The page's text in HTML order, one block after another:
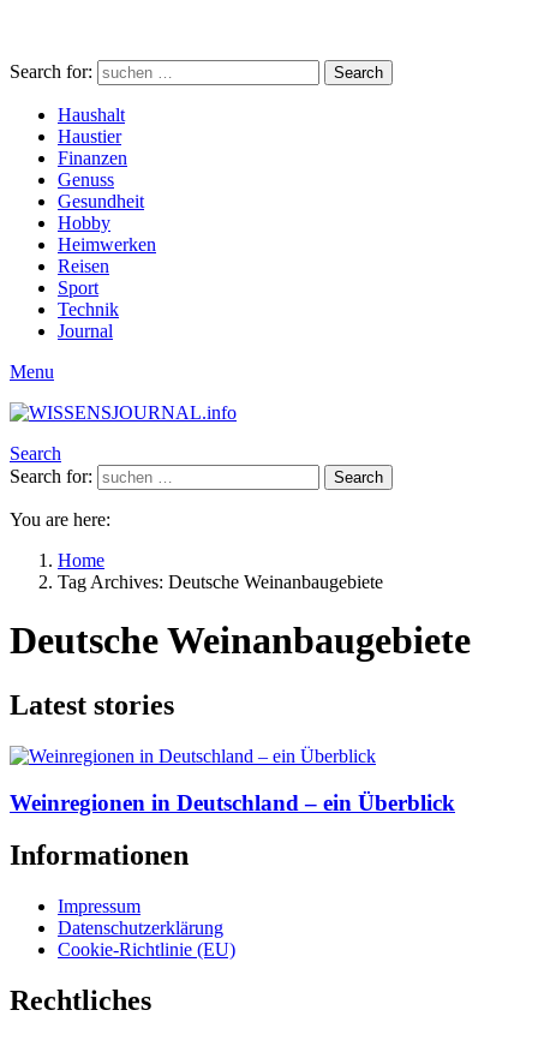
Search for: Search
Haushalt
Haustier
Finanzen
Genuss
Gesundheit
Hobby
Heimwerken
Reisen
Sport
Technik
Journal
Menu
Search
Search for:
Search
You are here:
Home
Tag Archives: Deutsche Weinanbaugebiete
Deutsche Weinanbaugebiete
Latest stories
Weinregionen in Deutschland – ein Überblick
Informationen
Impressum
Datenschutzerklärung
Cookie-Richtlinie (EU)
Rechtliches